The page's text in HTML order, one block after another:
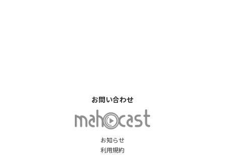
お知らせ
利用規約
お問い合わせ